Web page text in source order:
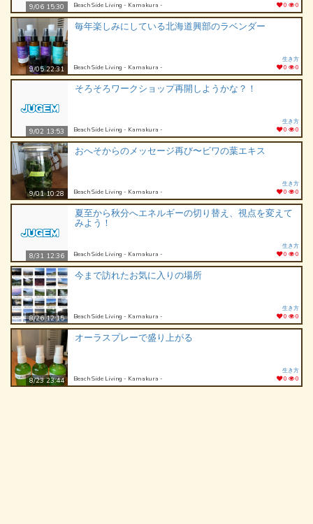
9/06 15:30 Beach Side Living - Kamakura -
0
0
9/05 22:31
毎年楽しみにしている北海道興部のラベンダー
Beach Side Living - Kamakura -
生き方
0
0
9/02 13:53
そろそろワークショップ再開しようかな？！
Beach Side Living - Kamakura -
生き方
0
0
9/01 10:28
おへそからのメッセージ再び〜ビワの葉エキス
Beach Side Living - Kamakura -
生き方
0
0
8/31 12:36
夏至から秋分へエネルギーの切り替え、視点を変えて
みよう！
Beach Side Living - Kamakura -
生き方
0
0
8/26 12:15
今まで訪れたお気に入りの場所
Beach Side Living - Kamakura -
生き方
0
0
8/23 23:44
オーラスプレーで盛り上がる
Beach Side Living - Kamakura -
生き方
0
0